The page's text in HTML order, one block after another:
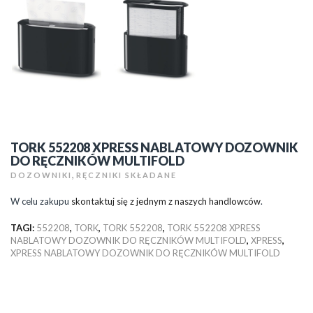
TORK 552208 XPRESS NABLATOWY DOZOWNIK
DO RĘCZNIKÓW MULTIFOLD
DOZOWNIKI , RĘCZNIKI SKŁADANE
W celu zakupu skontaktuj się z jednym z naszych handlowców.
TAGI: 552208, TORK, TORK 552208, TORK 552208 XPRESS
NABLATOWY DOZOWNIK DO RĘCZNIKÓW MULTIFOLD, XPRESS,
XPRESS NABLATOWY DOZOWNIK DO RĘCZNIKÓW MULTIFOLD